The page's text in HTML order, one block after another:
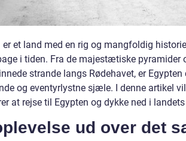
er et land med en rig og mangfoldig
i tiden. Fra de majestætiske pyramider
strande langs Rødehavet, er
og eventyrlystne sjæle. I denne artikel
at rejse til Egypten og dykke ned i
ud over det